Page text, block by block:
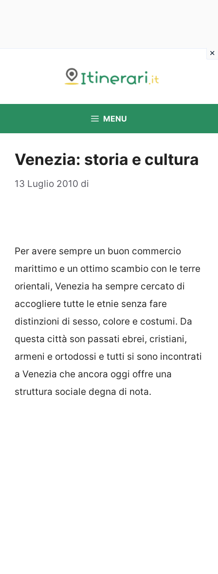
MENU
Venezia: storia e cultura
13 Luglio 2010 di
Per avere sempre un buon commercio
marittimo e un ottimo scambio con le terre
orientali, Venezia ha sempre cercato di
accogliere tutte le etnie senza fare
distinzioni di sesso, colore e costumi. Da
questa città son passati ebrei, cristiani,
armeni e ortodossi e tutti si sono incontrati
a Venezia che ancora oggi offre una
struttura sociale degna di nota.